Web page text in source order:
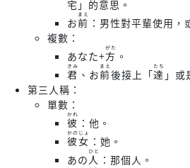
宅」的意思。
お前
まえ
：男性對平輩使用，
複數：
あなた+方
がた
。
君
きみ
、お前
まえ
後接上「達
たち
」或
第三人稱：
單數：
彼
かれ
：他。
彼
かの
女
じょ
：她。
あの 人
ひと
：那個人。